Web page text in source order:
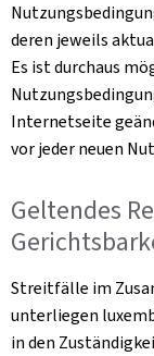
deren jeweils
Es ist durchaus
Internetseite
vor jeder neuen
Geltendes
Streitfälle im
unterliegen
in den